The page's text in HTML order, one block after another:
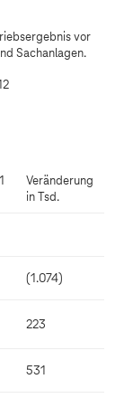
vor
Sachanlagen.
Veränderung
in Tsd.
(1.074)
223
531